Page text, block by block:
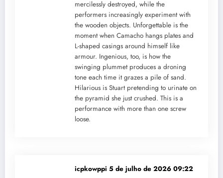
mercilessly destroyed, while the
performers increasingly experiment with
the wooden objects. Unforgettable is the
moment when Camacho hangs plates and
L-shaped casings around himself like
armour. Ingenious, too, is how the
swinging plummet produces a droning
tone each time it grazes a pile of sand.
Hilarious is Stuart pretending to urinate on
the pyramid she just crushed. This is a
performance with more than one screw
loose.
icpkowppi 5 de julho de 2026 09:22